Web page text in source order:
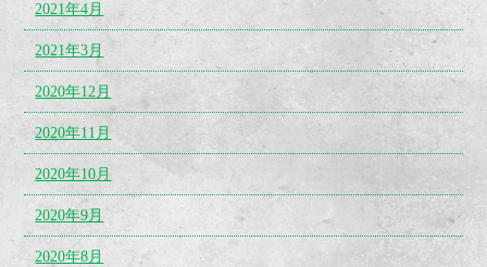
2021年4月
2021年3月
2020年12月
2020年11月
2020年10月
2020年9月
2020年8月